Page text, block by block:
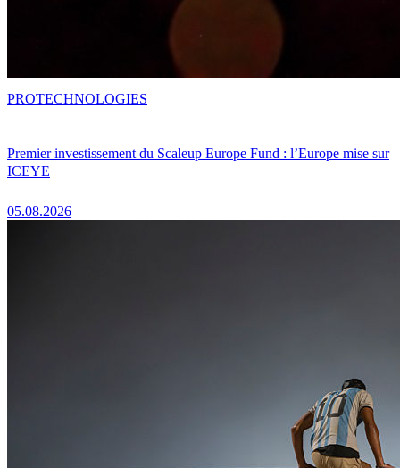
Premier investissement du Scaleup Europe Fund : l’Europe mise sur
ICEYE
05.08.2026
PROTECHNOLOGIES